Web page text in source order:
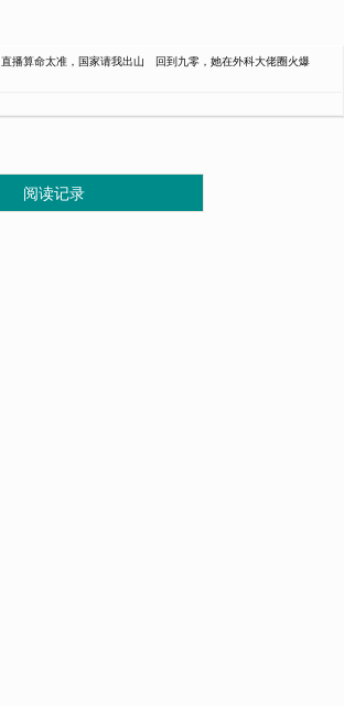
直播算命太准，国家请我出山
回到九零，她在外科大佬圈火爆
阅读记录